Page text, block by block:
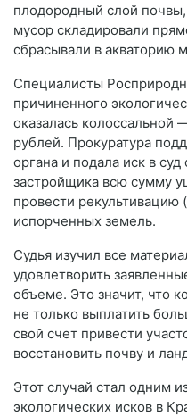
плодородный слой
мусор складировали
сбрасывали в акваторию
Специалисты
причиненного
оказалась колоссальной
рублей. Прокуратура
органа и подала иск в
застройщика всю сумму
провести рекультивацию
испорченных земель.
Судья изучил все
удовлетворить
объеме. Это значит, что
не только выплатить
свой счет привести
восстановить почву и
Этот случай стал одним
экологических исков в